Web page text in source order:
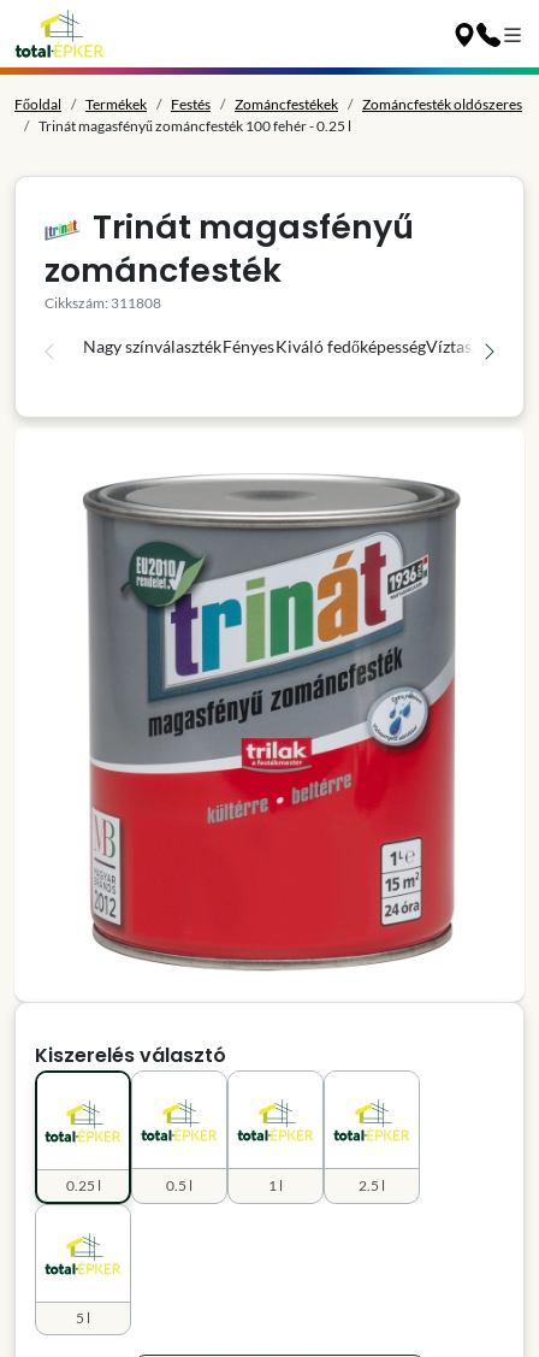
Főoldal Termékek Festés Zománcfestékek
Zománcfesték oldószeres
Trinát magasfényű zománcfesték 100 fehér - 0.25 l
Trinát magasfényű
zománcfesték
Cikkszám: 311808
Nagy színválasztékFényesKiváló fedőképességVíztaszító
Kiszerelés választó
0.25 l 0.5 l 1 l 2.5 l
5 l